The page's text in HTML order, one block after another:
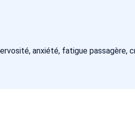
anxiété, fatigue passagère,